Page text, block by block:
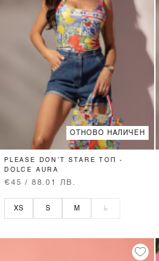
ОТНОВО НАЛИЧЕН
PLEASE DON’T STARE ТОП -
DOLCE AURA
€45 / 88.01 ЛВ.
XS S M L